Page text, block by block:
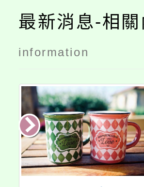
最新消息-相關
information